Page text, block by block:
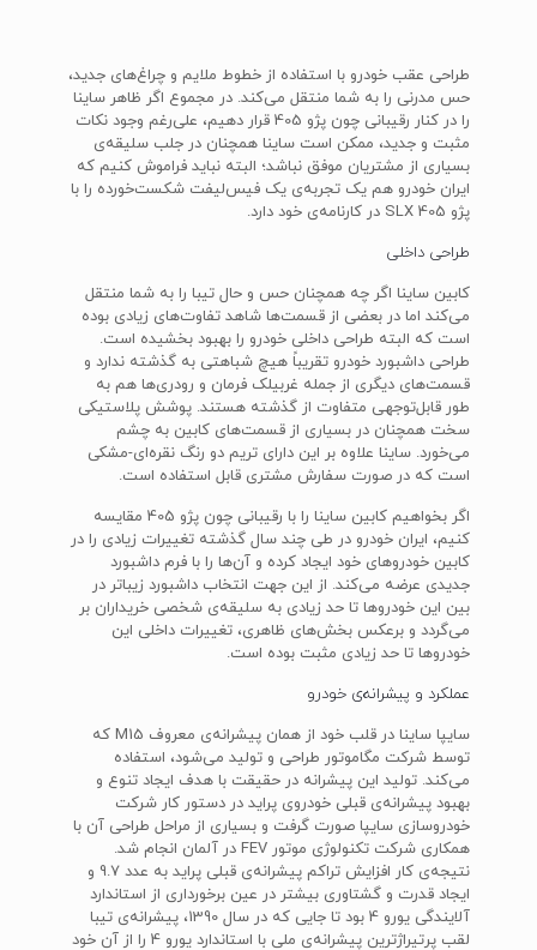
طراحی عقب خودرو با استفاده از خطوط ملایم و چراغ‌های جدید،
حس مدرنی را به شما منتقل می‌کند. در مجموع اگر ظاهر ساینا
را در کنار رقیبانی چون پژو 405 قرار دهیم، علی‌رغم وجود نکات
مثبت و جدید، ممکن است ساینا همچنان در جلب سلیقه‌ی
بسیاری از مشتریان موفق نباشد؛ البته نباید فراموش کنیم که
ایران خودرو هم یک تجربه‌ی یک فیس‌لیفت شکست‌خورده را با
پژو 405 SLX در کارنامه‌ی خود دارد.
طراحی داخلی
کابین ساینا اگر چه همچنان حس و حال تیبا را به شما منتقل
می‌کند اما در بعضی از قسمت‌ها شاهد تفاوت‌های زیادی بوده
است که البته طراحی داخلی خودرو را بهبود بخشیده است.
طراحی داشبورد خودرو تقریباً هیچ شباهتی به گذشته ندارد و
قسمت‌های دیگری از جمله غربیلک فرمان و رودری‌ها هم به
طور قابل‌توجهی متفاوت از گذشته هستند. پوشش پلاستیکی
سخت همچنان در بسیاری از قسمت‌های کابین به چشم
می‌خورد. ساینا علاوه بر این دارای تریم دو رنگ نقره‌ای-مشکی
است که در صورت سفارش مشتری قابل استفاده است.
اگر بخواهیم کابین ساینا را با رقیبانی چون پژو 405 مقایسه
کنیم، ایران خودرو در طی چند سال گذشته تغییرات زیادی را در
کابین خودروهای خود ایجاد کرده و آن‌ها را با فرم داشبورد
جدیدی عرضه می‌کند. از این جهت انتخاب داشبورد زیباتر در
بین این خودروها تا حد زیادی به سلیقه‌ی شخصی خریداران بر
می‌گردد و برعکس بخش‌های ظاهری، تغییرات داخلی این
خودروها تا حد زیادی مثبت بوده است.
عملکرد و پیشرانه‌ی خودرو
سایپا ساینا در قلب خود از همان پیشرانه‌ی معروف M15 که
توسط شرکت مگاموتور طراحی و تولید می‌شود، استفاده
می‌کند. تولید این پیشرانه در حقیقت با هدف ایجاد تنوع و
بهبود پیشرانه‌ی قبلی خودروی پراید در دستور کار شرکت
خودروسازی سایپا صورت گرفت و بسیاری از مراحل طراحی آن با
همکاری شرکت تکنولوژی موتور FEV در آلمان انجام شد.
نتیجه‌ی کار افزایش تراکم پیشرانه‌ی قبلی پراید به عدد 9.7 و
ایجاد قدرت و گشتاوری بیشتر در عین برخورداری از استاندارد
آلایندگی یورو 4 بود تا جایی که در سال 1390، پیشرانه‌ی تیبا
لقب پرتیراژترین پیشرانه‌ی ملی با استاندارد یورو 4 را از آن خود